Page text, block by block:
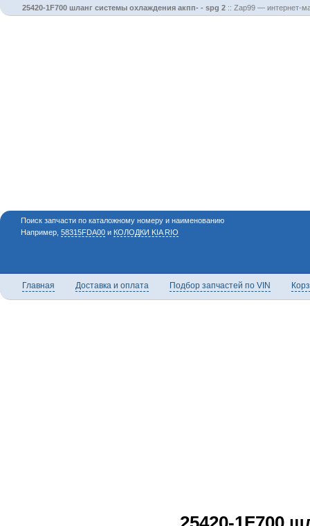
25420-1F700 шланг системы охлаждения акпп- - spg 2 :: Zap99 — интернет-
Поиск запчасти по каталожному номеру и наименованию
Например, 58315FDA00 и КОЛОДКИ KIA RIO
Главная Доставка и оплата Подбор запчастей по VIN